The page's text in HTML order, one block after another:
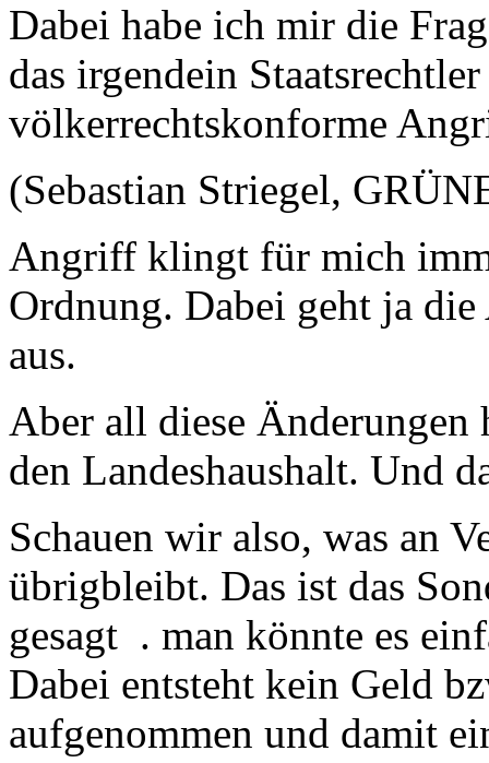
Dabei habe ich mir die
das irgendein
völkerrechtskonforme
(Sebastian Striegel,
Angriff klingt für mich
Ordnung. Dabei geht ja
aus.
Aber all diese
den Landeshaushalt. Und
Schauen wir also, was an
übrigbleibt. Das ist das
gesagt . man könnte es
Dabei entsteht kein Geld
aufgenommen und damit